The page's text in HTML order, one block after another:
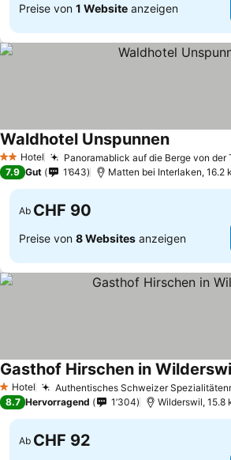
Preise von 1 Website anzeigen
2 Sterne
Hotel Panoramablick auf die Berge von der
Waldhotel Unspunnen
7.9 Gut 1’643 Matten bei Interlaken, 16.2
Ab CHF 90
Preise von 8 Websites anzeigen
1 Sterne
Hotel Authentisches Schweizer
Gasthof Hirschen in
8.7 Hervorragend 1’304 Wilderswil, 15.8
Ab CHF 92